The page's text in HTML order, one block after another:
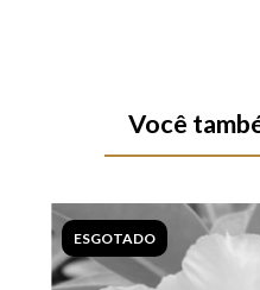
Você
ESGOTADO